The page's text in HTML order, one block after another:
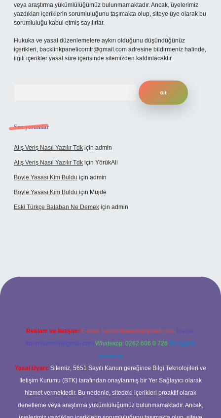
veya araştırma yükümlülüğümüz bulunmamaktadır. Ancak, üyelerimiz
yazdıkları içeriklerin sorumluluğunu taşımakta olup, siteye üye olarak bu
sorumluluğu kabul etmiş sayılırlar.
Hukuka ve yasal düzenlemelere aykırı olduğunu düşündüğünüz
içerikleri, backlinkpanelicomtr@gmail.com adresine bildirmeniz halinde,
ilgili içerikler yasal süre içerisinde sitemizden kaldırılacaktır.
Son yorumlar
Alış Veriş Nasıl Yazılır Tdk için admin
Alış Veriş Nasıl Yazılır Tdk için YörükAli
Boyle Yasası Kim Buldu için admin
Boyle Yasası Kim Buldu için Müjde
Eski Türkçe Balaban Ne Demek için admin
casino
Reklam ve İletişim: E-mail: backlinkpaneli@gmail.com Teams:
forumhizmeti@gmail.com Whatsapp: 0262 606 0 726 Telegram:
@karabul
Yasal Uyarı: Sitemiz, 5651 Sayılı Kanun gereğince Bilgi Teknolojileri ve
İletişim Kurumu (BTK) tarafından onaylanmış bir Yer Sağlayıcı olarak
hizmet vermektedir. Bu nedenle, sitedeki içerikleri proaktif olarak
denetleme veya araştırma yükümlülüğümüz bulunmamaktadır. Ancak,